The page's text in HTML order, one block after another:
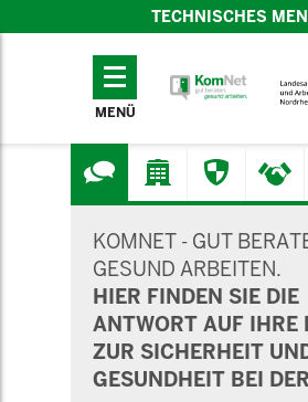
TECHNISCHES
TECHNISCHES
MENÜ
KOMNET - GUT
GESUND ARBEITEN.
HIER FINDEN SIE DIE
ANTWORT AUF IHRE
ZUR SICHERHEIT
GESUNDHEIT BEI